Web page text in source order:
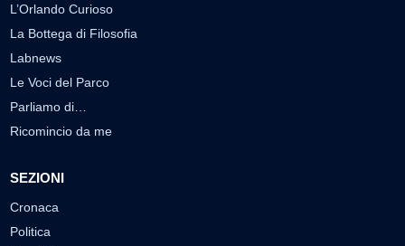
L’Orlando Curioso
La Bottega di Filosofia
Labnews
Le Voci del Parco
Parliamo di…
Ricomincio da me
SEZIONI
Cronaca
Politica